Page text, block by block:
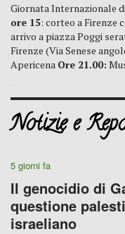
Giornata Internazionale
ore 15: corteo a Firenze
arrivo a piazza Poggi
Firenze (Via Senese
Apericena Ore 21.00:
Notizie e
5 giorni fa
Il genocidio di
questione
israeliano